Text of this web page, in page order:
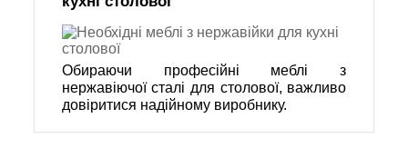
Обираючи професійні меблі з
нержавіючої сталі для столової, важливо
довіритися надійному виробнику.